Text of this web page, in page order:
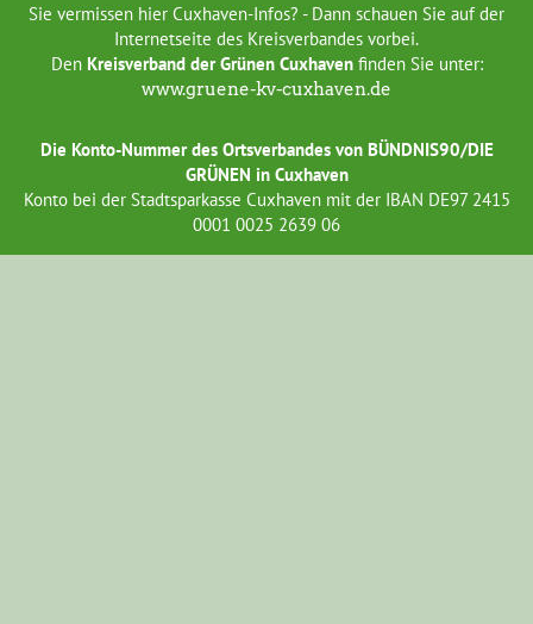
Sie vermissen hier Cuxhaven-Infos? - Dann schauen Sie auf der
Internetseite des Kreisverbandes vorbei.
Den Kreisverband der Grünen Cuxhavenfinden Sie unter:
www.gruene-kv-cuxhaven.de
Die Konto-Nummer des Ortsverbandes von BÜNDNIS90/DIE
GRÜNEN in Cuxhaven
Konto bei der Stadtsparkasse Cuxhaven mit der IBAN DE97 2415
0001 0025 2639 06